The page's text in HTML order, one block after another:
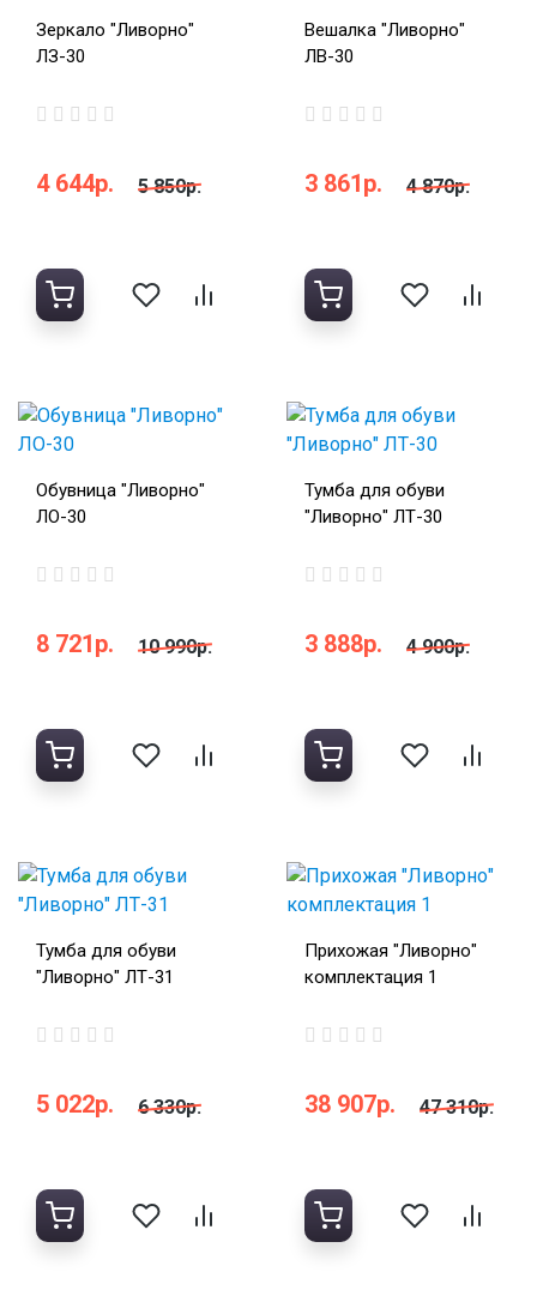
Зеркало "Ливорно"
ЛЗ-30
4 644р. 5 850р.
Вешалка "Ливорно"
ЛВ-30
3 861р. 4 870р.
Обувница "Ливорно"
ЛО-30
8 721р. 10 990р.
Тумба для обуви
"Ливорно" ЛТ-30
3 888р. 4 900р.
Тумба для обуви
"Ливорно" ЛТ-31
5 022р. 6 330р.
Прихожая "Ливорно"
комплектация 1
38 907р. 47 310р.